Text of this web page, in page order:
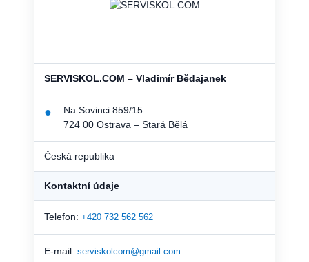
SERVISKOL.COM – Vladimír Bědajanek
●
Na Sovinci 859/15
724 00 Ostrava – Stará Bělá
Česká republika
Kontaktní údaje
Telefon: +420 732 562 562
E-mail: serviskolcom@gmail.com